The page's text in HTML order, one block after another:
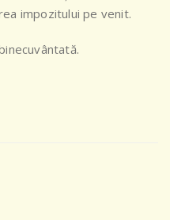
impozitului pe venit.